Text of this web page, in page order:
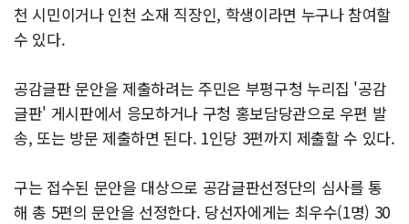
천 시민이거나 인천 소재 직장인, 학생이라면 누구나 참여할
수 있다.
공감글판 문안을 제출하려는 주민은 부평구청 누리집 '공감
글판' 게시판에서 응모하거나 구청 홍보담당관으로 우편 발
송, 또는 방문 제출하면 된다. 1인당 3편까지 제출할 수 있다.
구는 접수된 문안을 대상으로 공감글판선정단의 심사를 통
해 총 5편의 문안을 선정한다. 당선자에게는 최우수(1명) 30